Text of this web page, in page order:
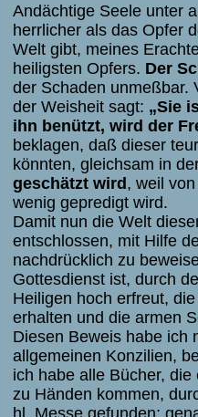
Andächtige Seele unter
herrlicher als das Opfer
Welt gibt, meines
heiligsten Opfers. Der
der Schaden unmeßbar.
der Weisheit sagt: „Sie
ihn benützt, wird der
beklagen, daß dieser
könnten, gleichsam in
geschätzt wird, weil
wenig gepredigt wird.
Damit nun die Welt
entschlossen, mit Hilfe
nachdrücklich zu
Gottesdienst ist, durch
Heiligen hoch erfreut,
erhalten und die armen
Diesen Beweis habe ich
allgemeinen Konzilien,
ich habe alle Bücher,
zu Händen kommen,
hl. Messe gefunden;